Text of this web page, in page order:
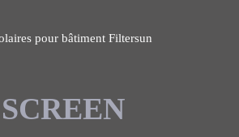
pour bâtiment Filtersun